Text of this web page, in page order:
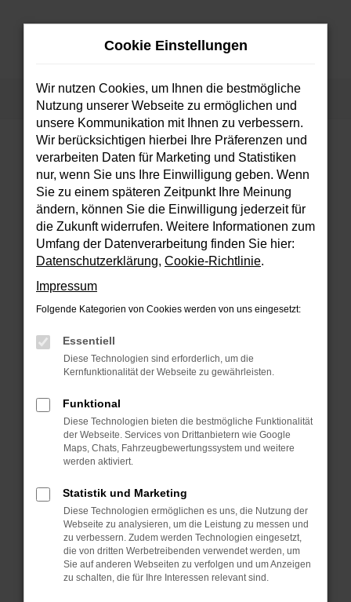
Zum
Startseite Fahrzeugsuche
FEHLER: NETWORK ERROR
Beim Laden ist ein Fehler aufgetreten.
Hier sind ein paar Tipps, die dir helfen können:
Überprüfe deine Firewall und deine
Internetverbindung.
Laden andere Webseiten, zum Beispiel
deine Suchmaschine?
Prüfe deine Browsererweiterungen.
Manche Erweiterungen, wie Werbeblocker,
können das Laden bestimmter Seiten
anderen Browser oder in einem privaten
Fenster?
Starte dein Gerät neu.
vorübergehende Probleme zu beheben.
Stelle sicher, dass dein Browser und dein
Betriebssystem auf dem neuesten Stand
sind.
Veraltete Software birgt nicht nur ein
Cookie Einstellungen
Wir nutzen Cookies, um Ihnen die bestmögliche
Nutzung unserer Webseite zu ermöglichen und
unsere Kommunikation mit Ihnen zu verbessern.
Wir berücksichtigen hierbei Ihre Präferenzen und
verarbeiten Daten für Marketing und Statistiken
nur, wenn Sie uns Ihre Einwilligung geben. Wenn
Sie zu einem späteren Zeitpunkt Ihre Meinung
ändern, können Sie die Einwilligung jederzeit für
die Zukunft widerrufen. Weitere Informationen zum
Umfang der Datenverarbeitung finden Sie hier:
Datenschutzerklärung, Cookie-Richtlinie.
Impressum
Folgende Kategorien von Cookies werden von uns eingesetzt:
Essentiell
Diese Technologien sind erforderlich, um die
Kernfunktionalität der Webseite zu gewährleisten.
Funktional
Diese Technologien bieten die bestmögliche Funktionalität
der Webseite. Services von Drittanbietern wie Google
Maps, Chats, Fahrzeugbewertungssystem und weitere
werden aktiviert.
Statistik und Marketing
Diese Technologien ermöglichen es uns, die Nutzung der
Webseite zu analysieren, um die Leistung zu messen und
zu verbessern. Zudem werden Technologien eingesetzt,
die von dritten Werbetreibenden verwendet werden, um
Sie auf anderen Webseiten zu verfolgen und um Anzeigen
zu schalten, die für Ihre Interessen relevant sind.